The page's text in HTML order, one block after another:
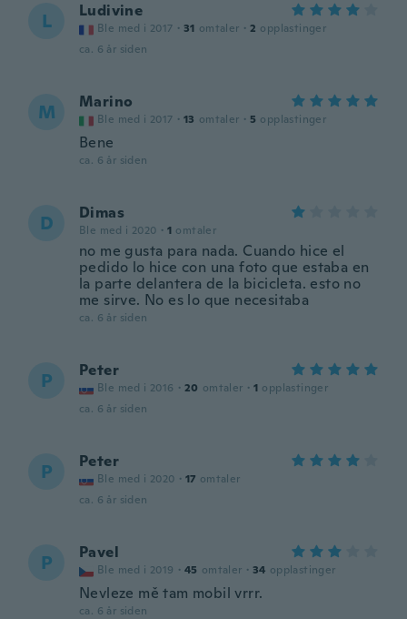
L Ludivine
Ble med i 2017 · 31 omtaler · 2 opplastinger
ca. 6 år siden
M Marino
Ble med i 2017 · 13 omtaler · 5 opplastinger
Bene
ca. 6 år siden
D Dimas
Ble med i 2020 · 1 omtaler
no me gusta para nada. Cuando hice el
pedido lo hice con una foto que estaba en
la parte delantera de la bicicleta. esto no
me sirve. No es lo que necesitaba
ca. 6 år siden
P Peter
Ble med i 2016 · 20 omtaler · 1 opplastinger
ca. 6 år siden
P Peter
Ble med i 2020 · 17 omtaler
ca. 6 år siden
P Pavel
Ble med i 2019 · 45 omtaler · 34 opplastinger
Nevleze mě tam mobil vrrr.
ca. 6 år siden